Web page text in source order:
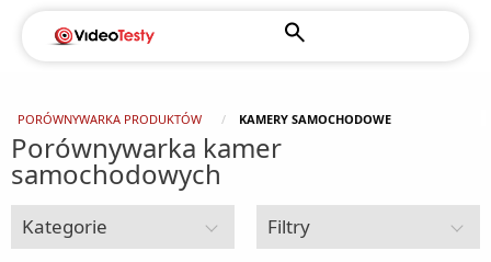
PORÓWNYWARKA PRODUKTÓW KAMERY SAMOCHODOWE
Porównywarka kamer
samochodowych
Kategorie Filtry